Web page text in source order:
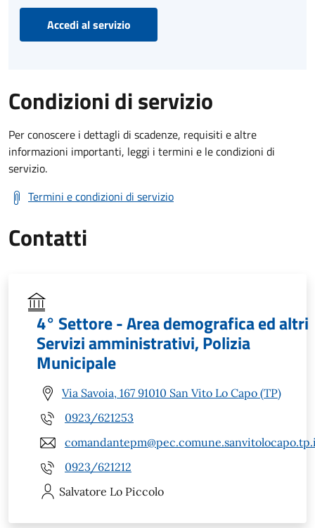
Accedi al servizio
Condizioni di servizio
Per conoscere i dettagli di scadenze, requisiti e altre
informazioni importanti, leggi i termini e le condizioni di
servizio.
Termini e condizioni di servizio
Contatti
4° Settore - Area demografica ed altri
Servizi amministrativi, Polizia
Municipale
Via Savoia, 167 91010 San Vito Lo Capo (TP)
0923/621253
0923/621212
Salvatore Lo Piccolo